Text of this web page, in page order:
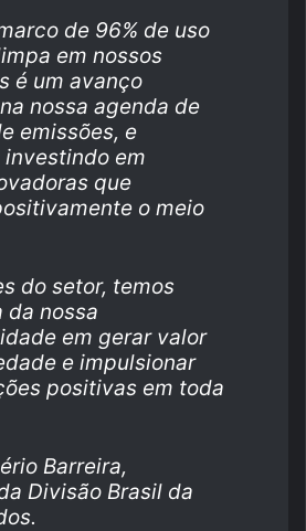
de 96% de uso
em nossos
é um avanço
nossa agenda de
emissões, e
em
que
o meio
do setor, temos
da nossa
em gerar valor
e impulsionar
positivas em toda
Barreira,
Divisão Brasil da